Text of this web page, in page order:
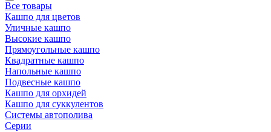
Все товары
Кашпо для цветов
Уличные кашпо
Высокие кашпо
Прямоугольные кашпо
Квадратные кашпо
Напольные кашпо
Подвесные кашпо
Кашпо для орхидей
Кашпо для суккулентов
Системы автополива
Серии